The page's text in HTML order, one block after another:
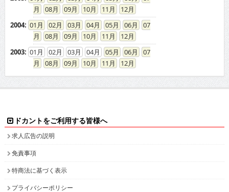
08
09 10 11
12
2004: 01 02 03 04 05 06
07
08
09 10 11
12
2003: 01 02 03 04 05 06
07
08
09 10 11 12
ドカントをご利用する皆様へ
求人広告の説明
免責事項
特商法に基づく表示
プライバシーポリシー